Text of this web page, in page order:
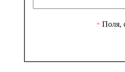
* Поля,